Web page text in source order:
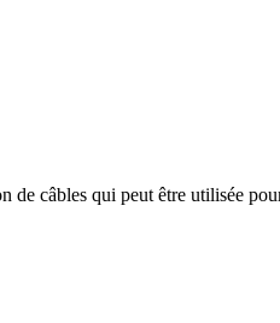
de câbles qui peut être utilisée